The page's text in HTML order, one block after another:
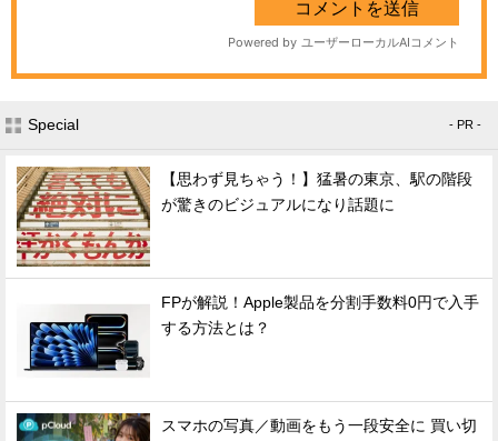
Special - PR -
【思わず見ちゃう！】猛暑の東京、駅の階段
が驚きのビジュアルになり話題に
FPが解説！Apple製品を分割手数料0円で入手
する方法とは？
スマホの写真／動画をもう一段安全に 買い切